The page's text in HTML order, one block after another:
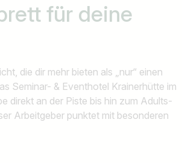
für deine
die dir mehr bieten als „nur“ einen
Seminar- & Eventhotel Krainerhütte im
direkt an der Piste bis hin zum Adults-
Arbeitgeber punktet mit besonderen